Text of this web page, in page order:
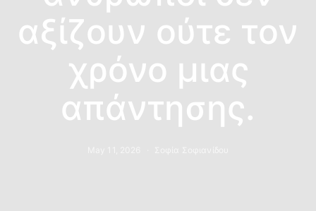
αξίζουν ούτε τον
χρόνο μιας
απάντησης.